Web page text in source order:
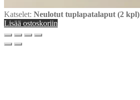
Katselet: Neulotut tuplapatalaput (2 kpl)
Lisää ostoskoriin